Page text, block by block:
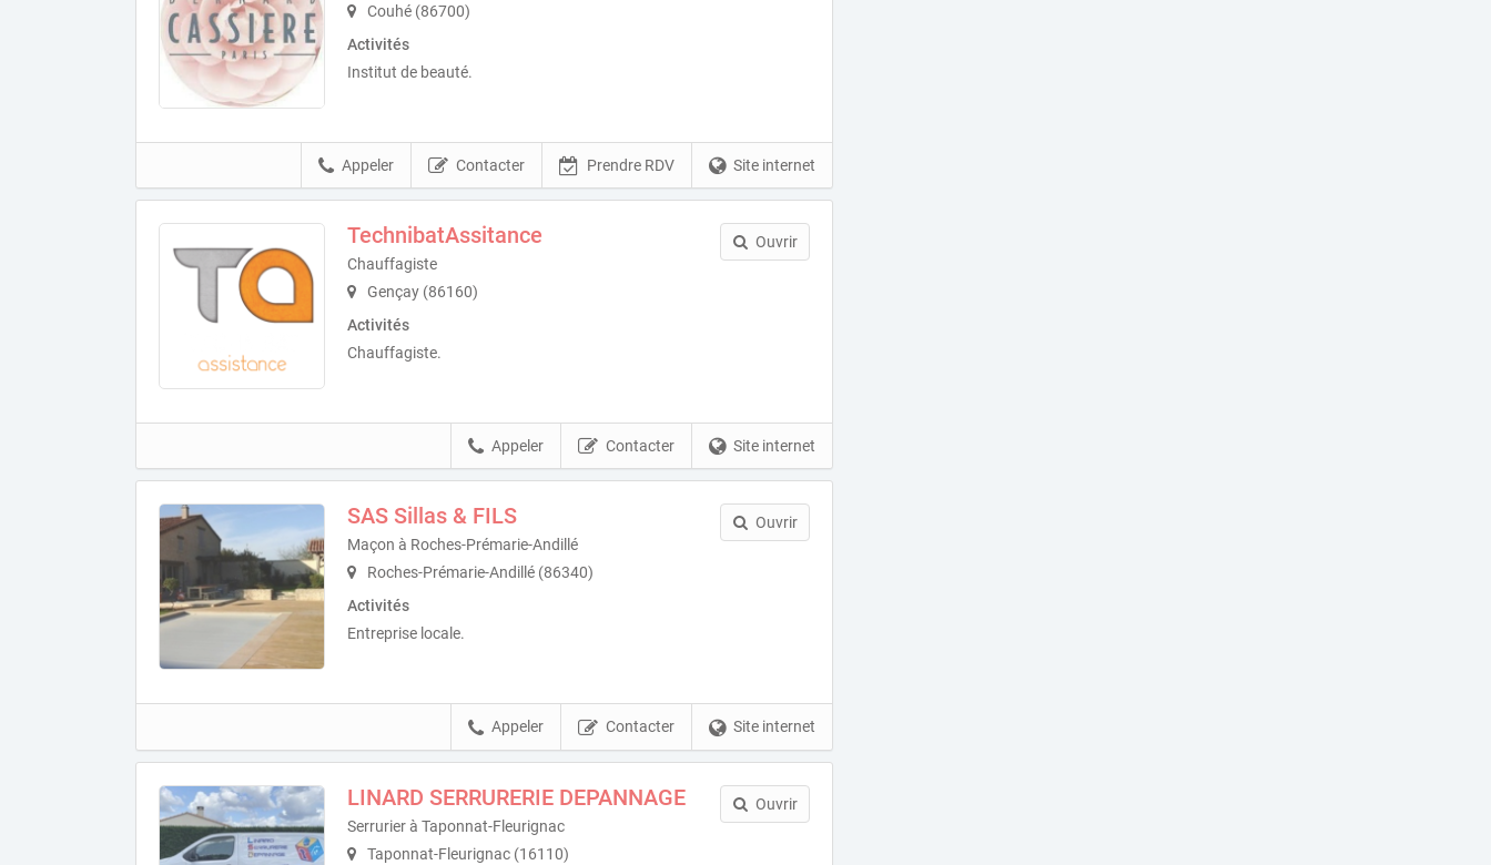
Couhé (86700)
Activités
Institut de beauté.
Site internet
Prendre RDV
Contacter
Appeler
TechnibatAssitance
Chauffagiste
Gençay (86160)
Activités
Chauffagiste.
Ouvrir
Site internet
Contacter
Appeler
SAS Sillas & FILS
Maçon à Roches-Prémarie-Andillé
Roches-Prémarie-Andillé (86340)
Activités
Entreprise locale.
Ouvrir
Site internet
Contacter
Appeler
LINARD SERRURERIE DEPANNAGE
Serrurier à Taponnat-Fleurignac
Taponnat-Fleurignac (16110)
Ouvrir